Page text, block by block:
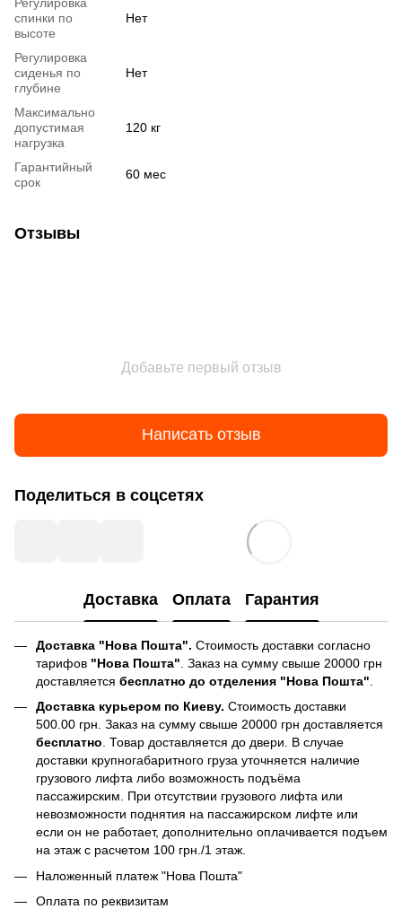
спинки по
высоте
Нет
Регулировка
сиденья по
глубине
Нет
Максимально
допустимая
нагрузка
120 кг
Гарантийный
срок
60 мес
Отзывы
Добавьте первый отзыв
Написать отзыв
Поделиться в соцсетях
Доставка Оплата Гарантия
Доставка "Нова Пошта". Стоимость доставки согласно
тарифов "Нова Пошта" . Заказ на сумму свыше 20000 грн
доставляется бесплатно до отделения "Нова Пошта"
Доставка курьером по Киеву. Стоимость доставки
500.00 грн. Заказ на сумму свыше 20000 грн доставляется
бесплатно. Товар доставляется до двери. В случае
доставки крупногабаритного груза уточняется наличие
грузового лифта либо возможность подъёма
пассажирским. При отсутствии грузового лифта или
невозможности поднятия на пассажирском лифте или
если он не работает, дополнительно оплачивается подъем
на этаж с расчетом 100 грн./1 этаж.
Наложенный платеж "Нова Пошта"
Оплата по реквизитам